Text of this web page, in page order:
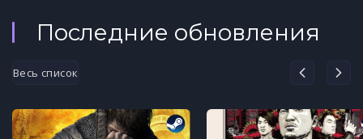
Последние обновления
Весь список